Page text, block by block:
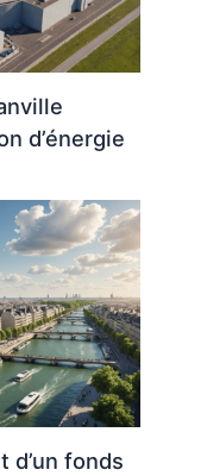
d’énergie
d’un fonds